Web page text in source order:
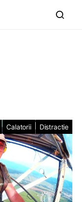
Calatorii Distractie